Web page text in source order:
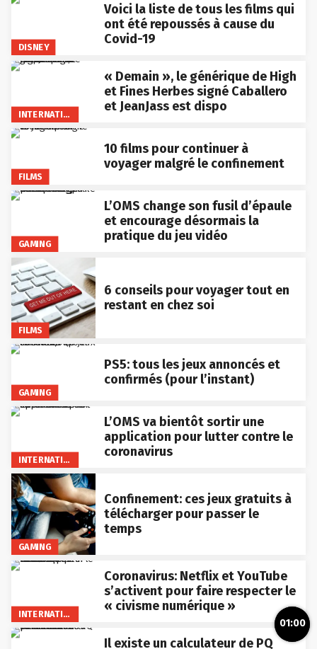
DISNEY
Voici la liste de tous les films qui
ont été repoussés à cause du
Covid-19
INTERNATIONAL
« Demain », le générique de High
et Fines Herbes signé Caballero
et JeanJass est dispo
FILMS
10 films pour continuer à
voyager malgré le confinement
GAMING
L’OMS change son fusil d’épaule
et encourage désormais la
pratique du jeu vidéo
FILMS
6 conseils pour voyager tout en
restant en chez soi
GAMING
PS5: tous les jeux annoncés et
confirmés (pour l’instant)
INTERNATIONAL
L’OMS va bientôt sortir une
application pour lutter contre le
coronavirus
GAMING
Confinement: ces jeux gratuits à
télécharger pour passer le
temps
INTERNATIONAL
Coronavirus: Netflix et YouTube
s’activent pour faire respecter le
« civisme numérique »
Il existe un calculateur de PQ
01:00